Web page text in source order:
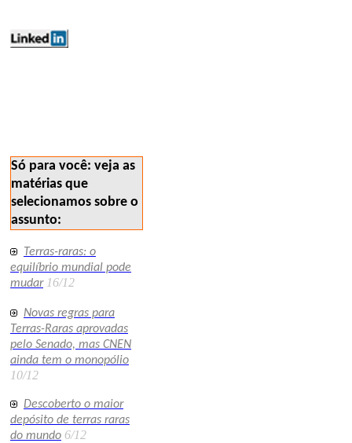
Só para você: veja as
matérias que
selecionamos sobre o
assunto:
Terras-raras: o
equilíbrio mundial pode
mudar 16/12
Novas regras para
Terras-Raras aprovadas
pelo Senado, mas CNEN
ainda tem o monopólio
10/12
Descoberto o maior
depósito de terras raras
do mundo 6/12